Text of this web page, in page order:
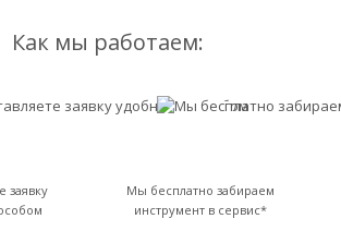
Как мы работаем:
заявку
Мы бесплатно забираем
инструмент в сервис*